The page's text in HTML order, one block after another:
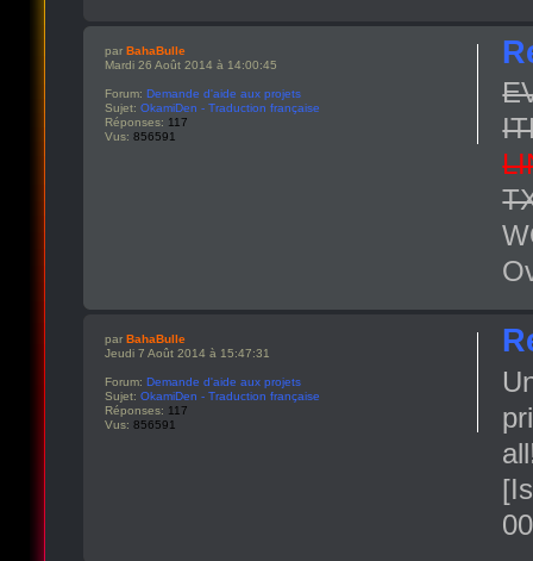
par BahaBulle
Mardi 26 Août 2014 à 14:00:45
Forum: Demande d'aide aux projets
Sujet: OkamiDen - Traduction française
Réponses: 117
Vus: 856591
par BahaBulle
Jeudi 7 Août 2014 à 15:47:31
Forum: Demande d'aide aux projets
Sujet: OkamiDen - Traduction française
Réponses: 117
Vus: 856591